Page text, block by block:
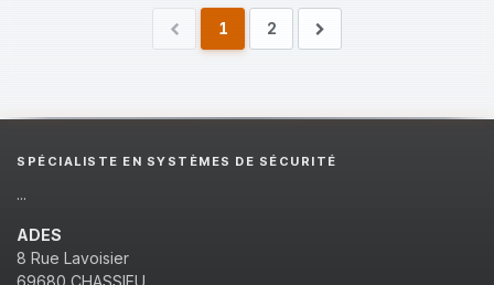
1 2
SPÉCIALISTE EN SYSTÈMES DE SÉCURITÉ
...
ADES
8 Rue Lavoisier